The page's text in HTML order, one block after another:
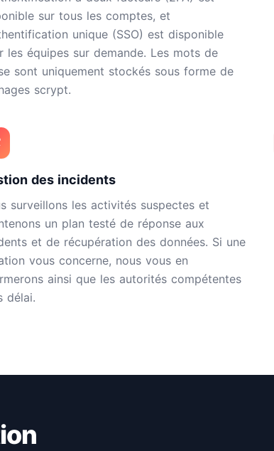
sur tous les comptes, et
unique (SSO) est disponible
les équipes sur demande. Les mots de
sont uniquement stockés sous forme de
scrypt.
des incidents
surveillons les activités suspectes et
un plan testé de réponse aux
et de récupération des données. Si une
vous concerne, nous vous en
ainsi que les autorités compétentes
délai.